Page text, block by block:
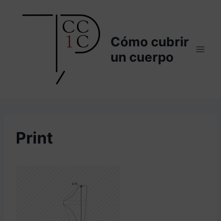
Cómo cubrir
un cuerpo
Print